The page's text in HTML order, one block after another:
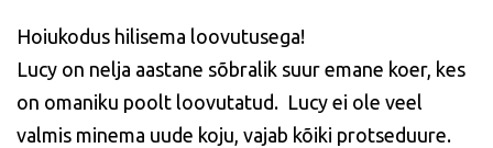
Hoiukodus hilisema loovutusega!
Lucy on nelja aastane sõbralik suur emane koer, kes
on omaniku poolt loovutatud. Lucy ei ole veel
valmis minema uude koju, vajab kõiki protseduure.